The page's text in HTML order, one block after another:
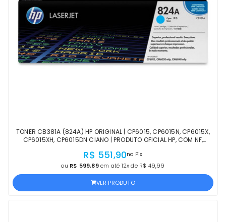
TONER CB381A (824A) HP ORIGINAL | CP6015, CP6015N, CP6015X,
CP6015XH, CP6015DN CIANO | PRODUTO OFICIAL HP, COM NF,
R$ 551,90no Pix
ou R$ 599,89em até 12x de R$ 49,99
VER PRODUTO